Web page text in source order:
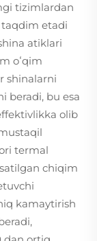
tizimlardan
taqdim etadi
atiklari
oʻqim
shinalarni
beradi, bu esa
olib
termal
chiqim
kamaytirish